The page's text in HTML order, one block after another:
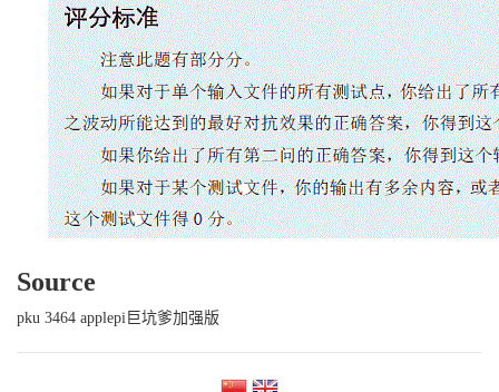
Source
pku 3464 applepi巨坑爹加强版